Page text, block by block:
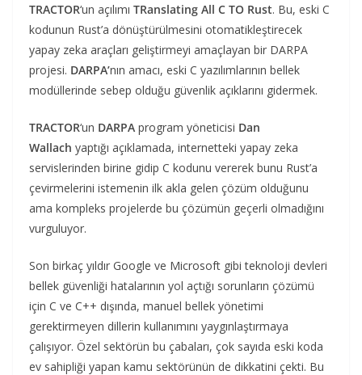
TRACTOR‘un açılımı TRanslating All C TO Rust. Bu, eski C
kodunun Rust’a dönüştürülmesini otomatikleştirecek
yapay zeka araçları geliştirmeyi amaçlayan bir DARPA
projesi. DARPA’nın amacı, eski C yazılımlarının bellek
modüllerinde sebep olduğu güvenlik açıklarını gidermek.
TRACTOR‘un DARPA program yöneticisi Dan
Wallach yaptığı açıklamada, internetteki yapay zeka
servislerinden birine gidip C kodunu vererek bunu Rust’a
çevirmelerini istemenin ilk akla gelen çözüm olduğunu
ama kompleks projelerde bu çözümün geçerli olmadığını
vurguluyor.
Son birkaç yıldır Google ve Microsoft gibi teknoloji devleri
bellek güvenliği hatalarının yol açtığı sorunların çözümü
için C ve C++ dışında, manuel bellek yönetimi
gerektirmeyen dillerin kullanımını yaygınlaştırmaya
çalışıyor. Özel sektörün bu çabaları, çok sayıda eski koda
ev sahipliği yapan kamu sektörünün de dikkatini çekti. Bu